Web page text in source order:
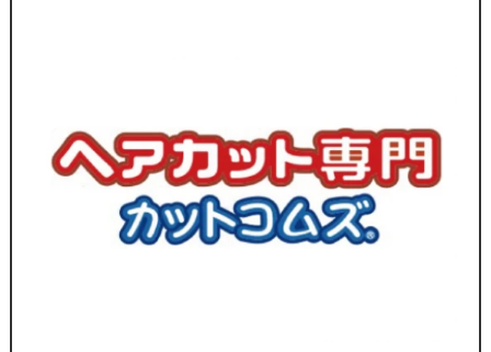
ブランクのある
30代～50代の方に
多く選ばれています！